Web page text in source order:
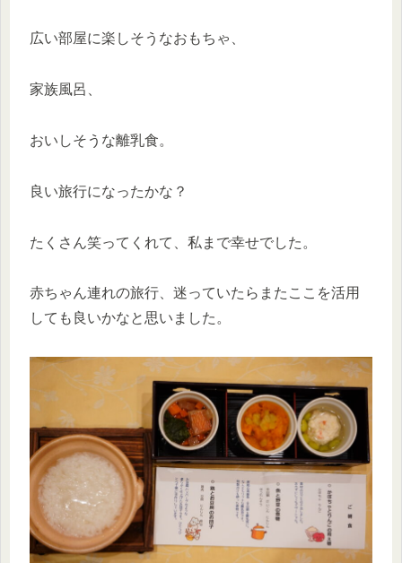
広い部屋に楽しそうなおもちゃ、
家族風呂、
おいしそうな離乳食。
良い旅行になったかな？
たくさん笑ってくれて、私まで幸せでした。
赤ちゃん連れの旅行、迷っていたらまたここを活用
しても良いかなと思いました。